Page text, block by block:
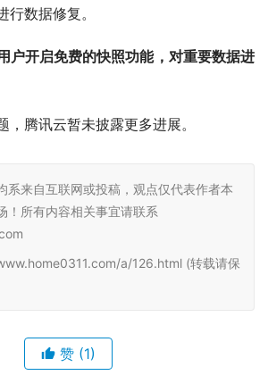
数据修复。
户开启免费的快照功能，对重要数据进
，腾讯云暂未披露更多进展。
系来自互联网或投稿，观点仅代表作者本
！所有内容相关事宜请联系
a/126.html (转载请保
赞 (1)